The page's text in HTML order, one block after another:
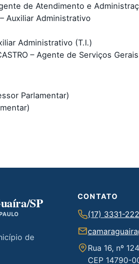
de Atendimento e
– Auxiliar Administrativo
Administrativo (T.I.)
– Agente de Serviços Gerais
Parlamentar)
SP
de
CONTATO
(17) 3331-
Rua 16, nº
CEP 14790-